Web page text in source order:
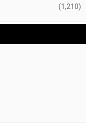
(1,210)